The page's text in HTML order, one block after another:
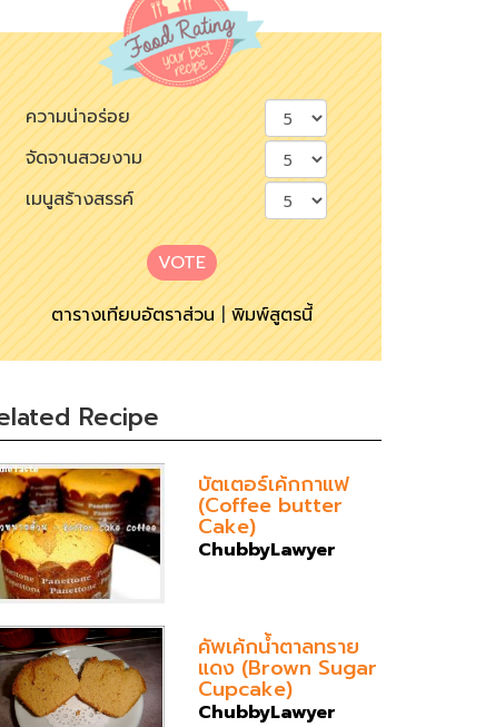
ความน่าอร่อย
จัดจานสวยงาม
เมนูสร้างสรรค์
VOTE
ตารางเทียบอัตราส่วน|พิมพ์สูตรนี้
Recipe
บัตเตอร์เค้กกาแฟ
(Coffee butter
Cake)
ChubbyLawyer
คัพเค้กน้ำตาลทราย
แดง (Brown Sugar
Cupcake)
ChubbyLawyer